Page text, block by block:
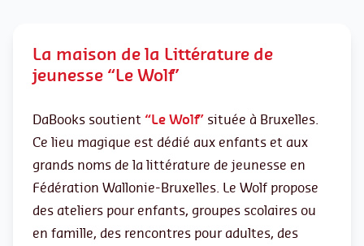
La maison de la Littérature de
jeunesse “Le Wolf”
DaBooks soutient “Le Wolf” située à Bruxelles.
Ce lieu magique est dédié aux enfants et aux
grands noms de la littérature de jeunesse en
Fédération Wallonie-Bruxelles. Le Wolf propose
des ateliers pour enfants, groupes scolaires ou
en famille, des rencontres pour adultes, des